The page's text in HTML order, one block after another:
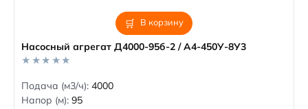
В корзину
Насосный агрегат Д4000-95б-2 / А4-450У-8У3
0
o
u
Подача (м3/ч): 4000
Напор (м): 95